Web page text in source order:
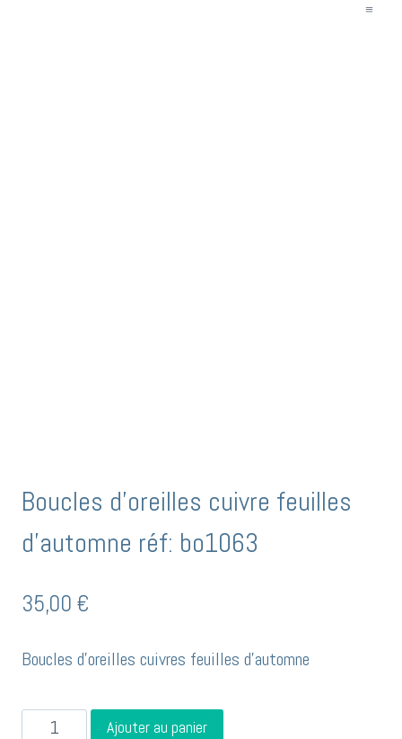
Boucles d’oreilles cuivre feuilles
d’automne réf: bo1063
35,00 €
Boucles d’oreilles cuivres feuilles d’automne
quantité
Ajouter au panier